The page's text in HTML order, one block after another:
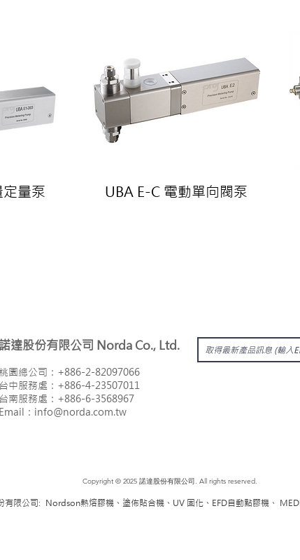
量泵 UBA E-C 電動單向閥泵
諾達股份有限公司 Norda Co., Ltd.
桃園總公司： +886-2-82097066
台中服務處： +886-4-23507011
​台南服務處： +886-6-3568967
Email：info@norda.com.tw
Copyright © 2025 諾達股份有限公司. All rights reserved.
有限公司: Nordson熱熔膠機、塗佈貼合機、UV 固化、EFD自動點膠機、